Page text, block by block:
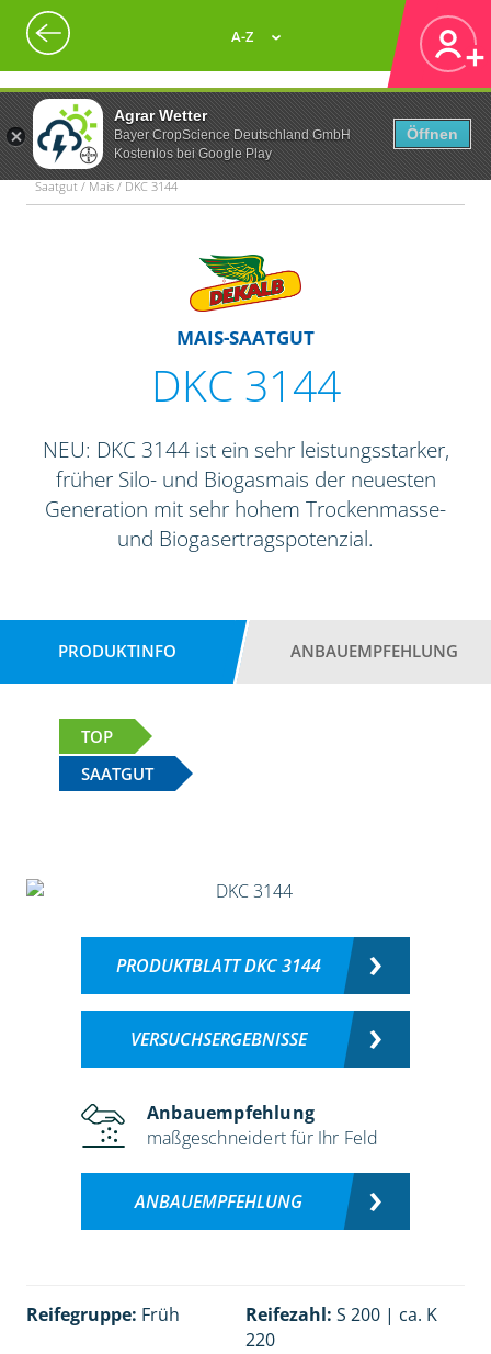
Agrar Wetter
Bayer CropScience Deutschland GmbH
Kostenlos bei Google Play
Öffnen
A-Z
Saatgut / Mais / DKC 3144
MAIS-SAATGUT
DKC 3144
NEU: DKC 3144 ist ein sehr leistungsstarker,
früher Silo- und Biogasmais der neuesten
Generation mit sehr hohem Trockenmasse-
und Biogasertragspotenzial.
PRODUKTINFO ANBAUEMPFEHLUNG
TOP
SAATGUT
PRODUKTBLATT DKC 3144
VERSUCHSERGEBNISSE
Anbauempfehlung
maßgeschneidert für Ihr Feld
ANBAUEMPFEHLUNG
Reifegruppe: Früh Reifezahl: S 200 | ca. K
220